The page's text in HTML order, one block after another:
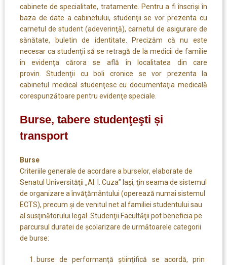
cabinete de specialitate, tratamente. Pentru a fi înscrişi în
baza de date a cabinetului, studenţii se vor prezenta cu
carnetul de student (adeverinţă), carnetul de asigurare de
sănătate, buletin de identitate. Precizăm că nu este
necesar ca studenţii să se retragă de la medicii de familie
în evidenţa cărora se află în localitatea din care
provin. Studenţii cu boli cronice se vor prezenta la
cabinetul medical studenţesc cu documentaţia medicală
corespunzătoare pentru evidenţe speciale.
Burse, tabere studenţeşti și
transport
Burse
Criteriile generale de acordare a burselor, elaborate de
Senatul Universităţii „Al. I. Cuza” Iaşi, ţin seama de sistemul
de organizare a învăţământului (operează numai sistemul
ECTS), precum şi de venitul net al familiei studentului sau
al susţinătorului legal. Studenţii Facultăţii pot beneficia pe
parcursul duratei de şcolarizare de următoarele categorii
de burse:
burse de performanţă ştiinţifică se acordă, prin